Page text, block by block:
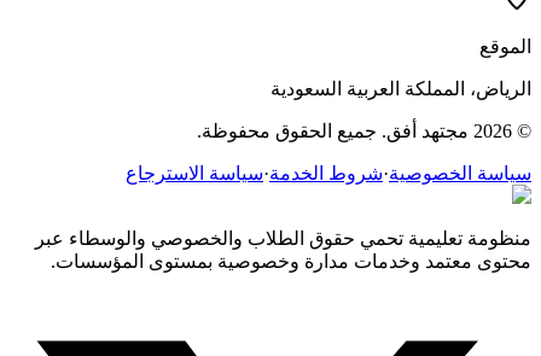
الموقع
الرياض، المملكة العربية السعودية
© 2026 مجتهد أفق. جميع الحقوق محفوظة.
سياسة الخصوصية·شروط الخدمة·سياسة الاسترجاع
منظومة تعليمية تحمي حقوق الطلاب والخصوصي والوسطاء عبر
محتوى معتمد وخدمات مدارة وخصوصية بمستوى المؤسسات.